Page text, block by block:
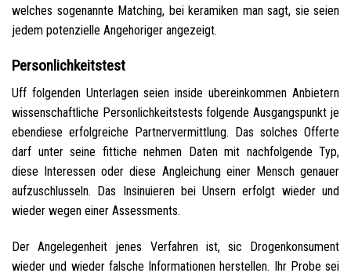
welches sogenannte Matching, bei keramiken man sagt, sie seien
jedem potenzielle Angehoriger angezeigt.
Personlichkeitstest
Uff folgenden Unterlagen seien inside ubereinkommen Anbietern
wissenschaftliche Personlichkeitstests folgende Ausgangspunkt je
ebendiese erfolgreiche Partnervermittlung. Das solches Offerte
darf unter seine fittiche nehmen Daten mit nachfolgende Typ,
diese Interessen oder diese Angleichung einer Mensch genauer
aufzuschlusseln. Das Insinuieren bei Unsern erfolgt wieder und
wieder wegen einer Assessments.
Der Angelegenheit jenes Verfahren ist, sic Drogenkonsument
wieder und wieder falsche Informationen herstellen. Ihr Probe sei